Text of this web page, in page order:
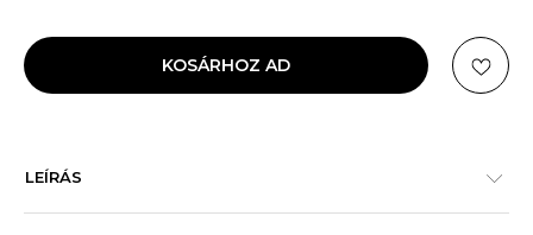
KOSÁRHOZ AD
LEÍRÁS